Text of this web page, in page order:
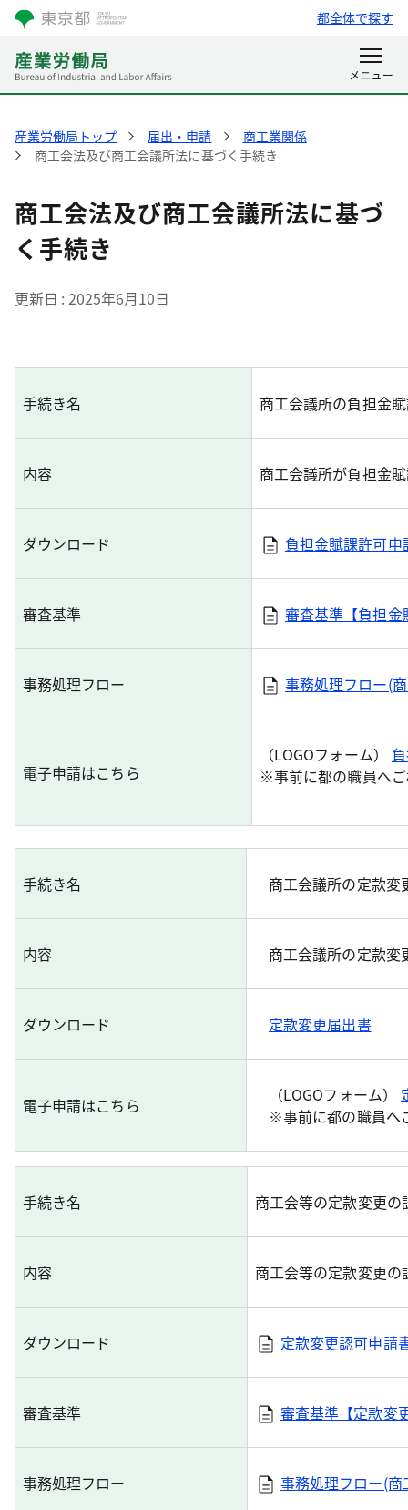
都全体で探す
産業労働局トップ 届出・申請
商工業関係
商工会法及び商工会議所法に基づく手続き
商工会法及び商工会議所法に基づ
く手続き
更新日 2025年6月10日
手続き名 商工会議所の負担金
内容 商工会議所が負担金
ダウンロード 負担金賦課許可申
審査基準 審査基準【負担金
事務処理フロー 事務処理フロー(
電子申請はこちら
（LOGOフォーム）
※事前に都の職員へ
手続き名 商工会議所の定款変
内容 商工会議所の定款変
ダウンロード 定款変更届出書
電子申請はこちら （LOGOフォーム）
※事前に都の職員へ
手続き名 商工会等の定款変更の
内容 商工会等の定款変更
ダウンロード 定款変更認可申請
審査基準 審査基準【定款変
事務処理フロー 事務処理フロー(